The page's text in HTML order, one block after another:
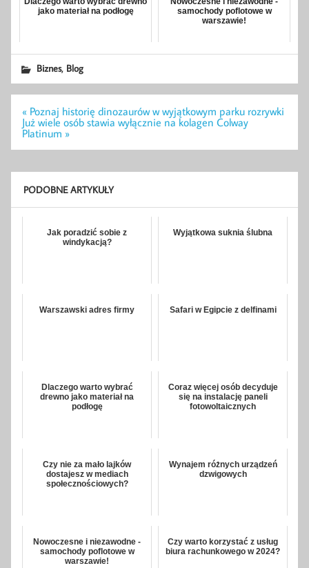
jako materiał na podłogę
samochody poflotowe w
warszawie!
Biznes, Blog
Nawigacja
wpisu
« Poznaj historię dinozaurów w wyjątkowym parku rozrywki
Już wiele osób stawia wyłącznie na kolagen Colway
Platinum »
PODOBNE ARTYKUŁY
Jak poradzić sobie z
windykacją?
Wyjątkowa suknia ślubna
Warszawski adres firmy Safari w Egipcie z delfinami
Dlaczego warto wybrać
drewno jako materiał na
podłogę
Coraz więcej osób decyduje
się na instalację paneli
fotowoltaicznych
Czy nie za mało lajków
dostajesz w mediach
społecznościowych?
Wynajem różnych urządzeń
dzwigowych
Nowoczesne i niezawodne -
samochody poflotowe w
warszawie!
Czy warto korzystać z usług
biura rachunkowego w 2024?